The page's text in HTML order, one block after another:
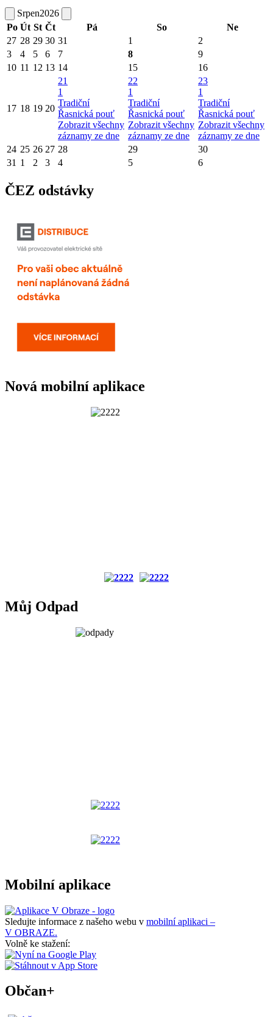
Srpen2026
Po Út St Čt Pá So
Ne
27 28 29 30 31 1
2
3
4 5 6 7 8
9
10 11 12 13 14 15 16
17 18 19 20
21
1
Tradiční
Řasnická pouť
Zobrazit všechny
záznamy ze dne
22
1
Tradiční
Řasnická pouť
Zobrazit všechny
záznamy ze dne
23
1
Tradiční
Řasnická pouť
Zobrazit všechny
záznamy ze dne
24 25 26 27 28 29
30
31 1 2 3 4 5 6
ČEZ odstávky
Nová mobilní aplikace
Můj Odpad
Mobilní aplikace
Sledujte informace z našeho webu v mobilní aplikaci –
V OBRAZE.
Volně ke stažení:
Občan+